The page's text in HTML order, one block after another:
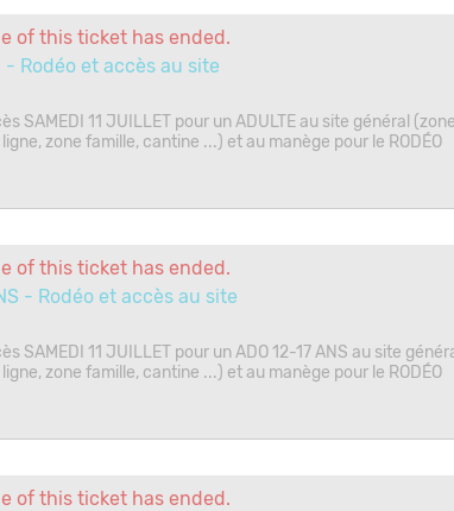
of this ticket has ended.
- Rodéo et accès au site
SAMEDI 11 JUILLET pour un ADULTE au site général
zone famille, cantine ...) et au manège pour le RODÉO
of this ticket has ended.
- Rodéo et accès au site
SAMEDI 11 JUILLET pour un ADO 12-17 ANS au site
zone famille, cantine ...) et au manège pour le RODÉO
of this ticket has ended.